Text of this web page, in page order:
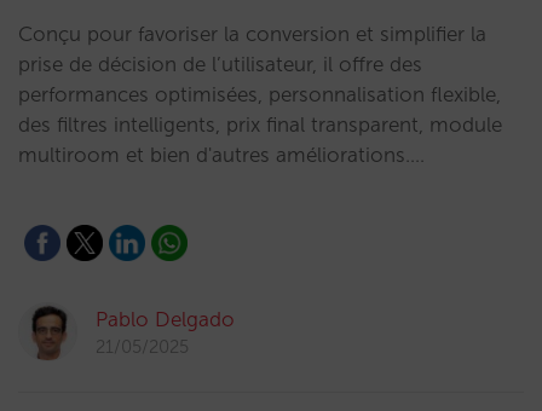
Conçu pour favoriser la conversion et simplifier la
prise de décision de l’utilisateur, il offre des
performances optimisées, personnalisation flexible,
des filtres intelligents, prix final transparent, module
multiroom et bien d'autres améliorations.…
Pablo Delgado
21/05/2025